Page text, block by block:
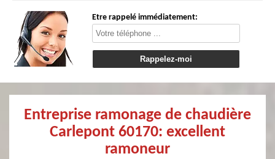
Etre rappelé immédiatement:
Entreprise ramonage de chaudière
Carlepont 60170: excellent
ramoneur